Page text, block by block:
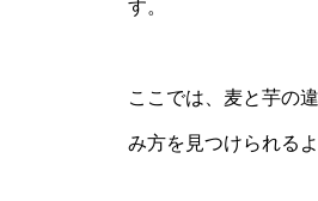
す。
ここでは、麦と芋の
み方を見つけられる